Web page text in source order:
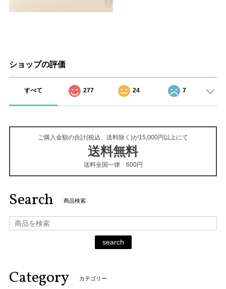
ショップの評価
すべて 277 24 7
ご購入金額の合計(税込、送料除く)が15,000円以上にて
送料無料
送料全国一律 600円
Search 商品検索
search
Category カテゴリー